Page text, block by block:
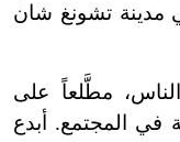
مدينة تشونغ شان
مطَّلعاً على
في المجتمع. أبدع